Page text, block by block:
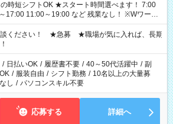
★スタート時間選べます！ 7:00
11:00～19:00 など 残業なし！ ※Wワーク
仕事と合わせ週40時間超の就業はご案内できま
づき、週20時間以上勤務は社会保険への加入対
労働者派遣法（日雇い派遣の原則禁止）によ
期間の就業はご案内が難しい場合があります
談ください！ ★急募 ★職場が気に入れば、長期
/ 日払いOK / 履歴書不要 / 40～50代活躍中 / 副
/ 服装自由 / シフト勤務 / 10名以上の大量募
し / パソコンスキル不要
応募する 詳細へ